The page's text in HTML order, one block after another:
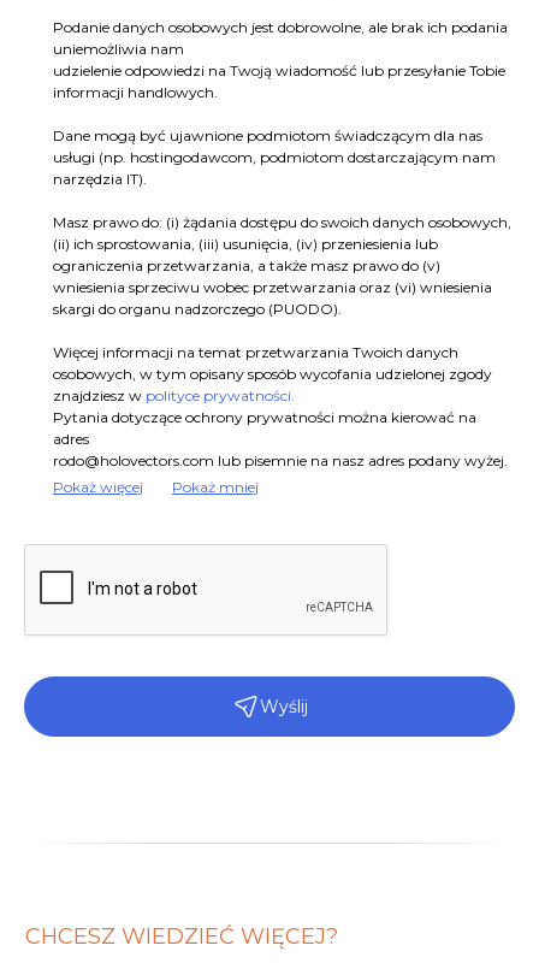
CHCESZ WIEDZIEĆ WIĘCEJ?
Podanie danych osobowych jest dobrowolne, ale brak ich podania
uniemożliwia nam
udzielenie odpowiedzi na Twoją wiadomość lub przesyłanie Tobie
informacji handlowych.
Dane mogą być ujawnione podmiotom świadczącym dla nas
usługi (np. hostingodawcom, podmiotom dostarczającym nam
narzędzia IT).
Masz prawo do: (i) żądania dostępu do swoich danych osobowych,
(ii) ich sprostowania, (iii) usunięcia, (iv) przeniesienia lub
ograniczenia przetwarzania, a także masz prawo do (v)
wniesienia sprzeciwu wobec przetwarzania oraz (vi) wniesienia
skargi do organu nadzorczego (PUODO).
Więcej informacji na temat przetwarzania Twoich danych
osobowych, w tym opisany sposób wycofania udzielonej zgody
znajdziesz w polityce prywatności.
Pytania dotyczące ochrony prywatności można kierować na
adres
rodo@holovectors.com lub pisemnie na nasz adres podany wyżej.
Pokaż więcej
Pokaż mniej
Wyślij